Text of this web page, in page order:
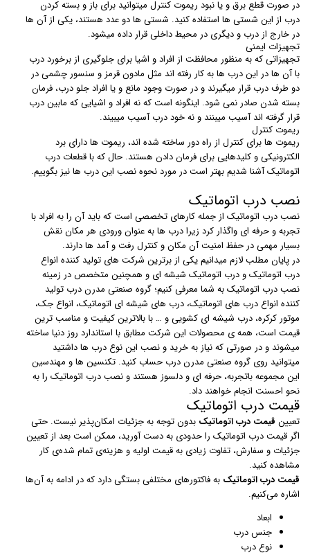
در صورت قطع برق و یا نبود ریموت کنترل میتوانید برای باز و بسته کردن
درب از این شستی ها استفاده کنید. شستی ها دو عدد هستند، یکی از آن ها
در خارج از درب و دیگری در محیط داخلی قرار داده میشود.
تجهیزات ایمنی
تجهیزاتی که به منظور محافظت از افراد و اشیا برای جلوگیری از برخورد درب
با آن ها در این درب ها به کار رفته اند مثل مادون قرمز و سنسور چشمی در
دو طرف درب قرار میگیرند و در صورت وجود مانع و یا افراد جلو درب، فرمان
بسته شدن صادر نمی شود. اینگونه است که نه افراد و اشیایی که مابین درب
قرار گرفته اند آسیب میبنند و نه خود درب آسیب میبیند.
ریموت کنترل
ریموت ها برای کنترل از راه دور ساخته شده اند، ریموت ها دارای برد
الکترونیکی و کلیدهایی برای فرمان دادن هستند. حال که با قطعات درب
اتوماتیک آشنا شدیم بهتر است در مورد نحوه نصب این درب ها نیز بگوییم.
نصب درب اتوماتیک
نصب درب اتوماتیک از جمله کارهای تخصصی است که باید آن را به افراد با
تجربه و حرفه ای واگذار کرد زیرا درب ها به عنوان ورودی هر مکان نقش
بسیار مهمی در حفظ امنیت آن مکان و کنترل رفت و آمد ها دارند.
در پایان مطلب لازم میدانیم یکی از برترین شرکت های تولید کننده انواع
درب اتوماتیک و درب اتوماتیک شیشه ای و همچنین متخصص در زمینه
نصب درب اتوماتیک به شما معرفی کنیم؛ گروه صنعتی مدرن درب تولید
کننده انواع درب های اتوماتیک، درب های شیشه ای اتوماتیک، انواع جک،
موتور کرکره، درب شیشه ای کشویی و … با بالاترین کیفیت و مناسب ترین
قیمت است، همه ی محصولات این شرکت مطابق با استاندارد روز دنیا ساخته
میشوند و در صورتی که نیاز به خرید و نصب این نوع درب ها داشتید
میتوانید روی گروه صنعتی مدرن درب حساب کنید. تکنسین ها و مهندسین
این مجموعه باتجربه، حرفه ای و دلسوز هستند و نصب درب اتوماتیک را به
نحو احسنت انجام خواهند داد.
قیمت درب اتوماتیک
تعیین قیمت درب اتوماتیک بدون توجه به جزئیات امکان‌پذیر نیست. حتی
اگر قیمت درب اتوماتیک را حدودی به دست آورید،‌ ممکن است بعد از تعیین
جزئیات و سفارش، تفاوت زیادی به قیمت اولیه و هزینه‌ی تمام شده‌ی کار
مشاهده کنید.
قیمت درب اتوماتیک به فاکتورهای مختلفی بستگی دارد که در ادامه به آن‌ها
اشاره می‌کنیم.
ابعاد
جنس درب
نوع درب